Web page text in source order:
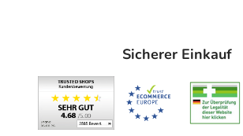
Sicherer Einkauf